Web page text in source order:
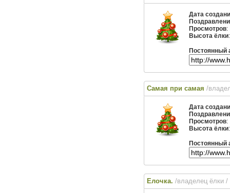
Дата
Просмотров:
Высота ёлки
Постоянный
Самая при самая /
Дата
Просмотров:
Высота ёлки
Постоянный
Елочка. /владелец ёлки /